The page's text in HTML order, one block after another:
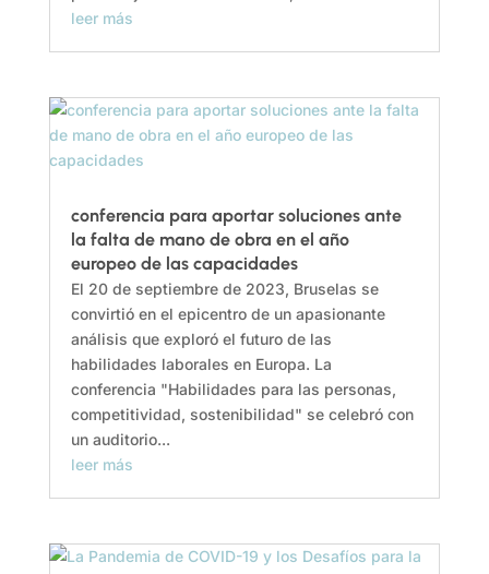
leer más
conferencia para aportar soluciones ante
la falta de mano de obra en el año
europeo de las capacidades
El 20 de septiembre de 2023, Bruselas se
convirtió en el epicentro de un apasionante
análisis que exploró el futuro de las
habilidades laborales en Europa. La
conferencia "Habilidades para las personas,
competitividad, sostenibilidad" se celebró con
un auditorio...
leer más